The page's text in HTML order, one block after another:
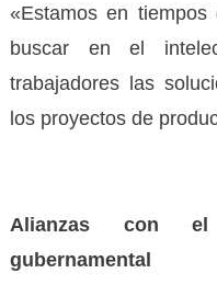
«Estamos en tiempos
buscar en el
trabajadores las
los proyectos de
Alianzas con
gubernamental